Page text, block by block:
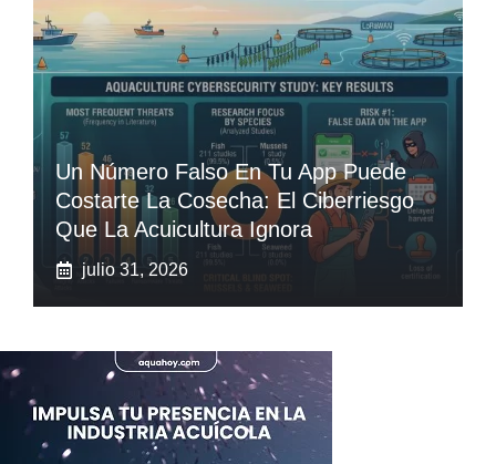
Un Número Falso En Tu App Puede
Costarte La Cosecha: El Ciberriesgo
Que La Acuicultura Ignora
julio 31, 2026